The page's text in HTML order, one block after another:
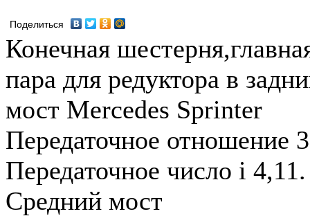
Поделиться
Конечная
пара для редуктора в
мост Mercedes Sprinter
Передаточное отношение
Передаточное число i 4,11.
Средний мост